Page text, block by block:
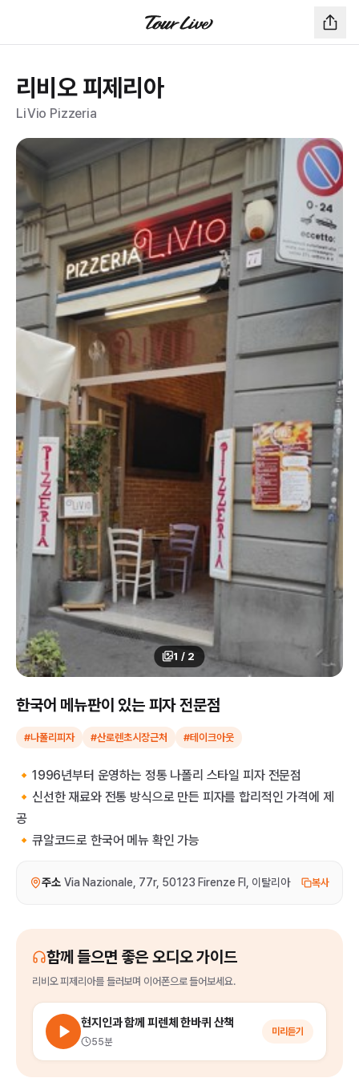
리비오 피제리아
LiVio Pizzeria
1 / 2
한국어 메뉴판이 있는 피자 전문점
#나폴리피자 #산로렌초시장근처 #테이크아웃
🔸1996년부터 운영하는 정통 나폴리 스타일 피자 전문점
🔸신선한 재료와 전통 방식으로 만든 피자를 합리적인 가격에 제
공
🔸큐알코드로 한국어 메뉴 확인 가능
주소 Via Nazionale, 77r, 50123 Firenze FI, 이탈리아 복사
함께 들으면 좋은 오디오 가이드
리비오 피제리아를들러보며 이어폰으로 들어보세요.
현지인과 함께 피렌체 한바퀴 산책
55분
미리듣기